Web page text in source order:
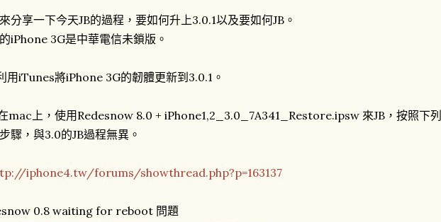
分享一下今天JB的過程，要如何升上3.0.1以及要如何JB。
iPhone 3G是中華電信未鎖版。
用iTunes將iPhone 3G的韌體更新到3.0.1。
mac上，使用Redesnow 8.0 + iPhone1,2_3.0_7A341_Restore.ipsw 來JB，按照下
驟，與3.0的JB過程無異。
iphone4.tw/forums/showthread.php?p=163137
0.8 waiting for reboot 問題